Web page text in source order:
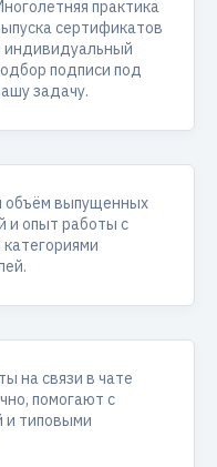
практика
сертификатов
индивидуальный
подписи под
задачу.
объём выпущенных
и опыт работы с
на связи в чате
помогают с
и типовыми